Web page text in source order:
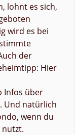
lohnt es sich,
wird es bei
der
Hier
Infos über
Und natürlich
wenn du
nutzt.